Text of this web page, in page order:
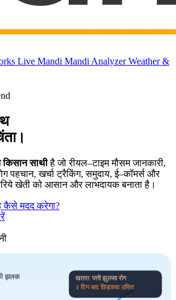
Live Mandi Mandi AnalyzerWeather &
साथीहै जो रीयल–टाइम मौसम जानकारी,
पहचान, खर्चा ट्रैकिंग, समुदाय, ई–कॉमर्स और
खेती को आसान और लाभदायक बनाता है।
कैसे मदद करेगा?
झलक खतरा: पत्ती झुलसा रोग
२ दिन बाद छिड़काव उचित